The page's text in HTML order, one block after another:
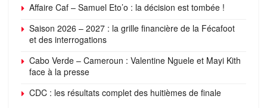
Affaire Caf – Samuel Eto’o : la décision est tombée !
Saison 2026 – 2027 : la grille financière de la Fécafoot
et des interrogations
Cabo Verde – Cameroun : Valentine Nguele et Mayi Kith
face à la presse
CDC : les résultats complet des huitièmes de finale